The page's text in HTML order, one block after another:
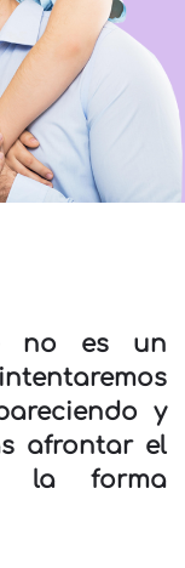
no es un
y
afrontar el
la forma